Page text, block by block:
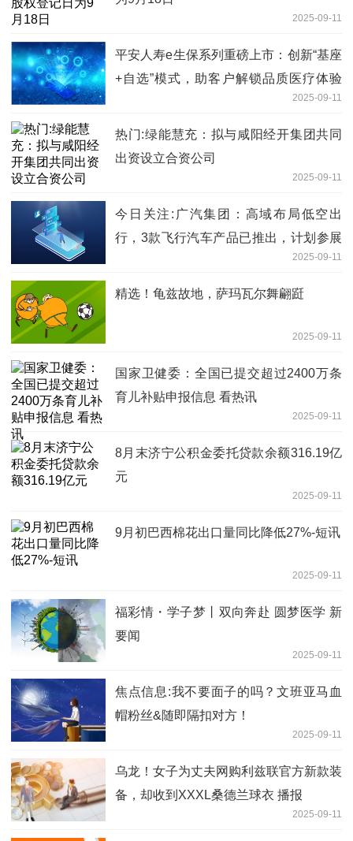
2025-09-11
平安人寿e生保系列重磅上市：创新“基座
+自选”模式，助客户解锁品质医疗体验
2025-09-11
热门:绿能慧充：拟与咸阳经开集团共同
出资设立合资公司
2025-09-11
今日关注:广汽集团：高域布局低空出
行，3款飞行汽车产品已推出，计划参展
2025-09-11
精选！龟兹故地，萨玛瓦尔舞翩跹
2025-09-11
国家卫健委：全国已提交超过2400万条
育儿补贴申报信息 看热讯
2025-09-11
8月末济宁公积金委托贷款余额316.19亿
元
2025-09-11
9月初巴西棉花出口量同比降低27%-短讯
2025-09-11
福彩情・学子梦丨双向奔赴 圆梦医学 新
要闻
2025-09-11
焦点信息:我不要面子的吗？文班亚马血
帽粉丝&随即隔扣对方！
2025-09-11
乌龙！女子为丈夫网购利兹联官方新款装
备，却收到XXXL桑德兰球衣 播报
2025-09-11